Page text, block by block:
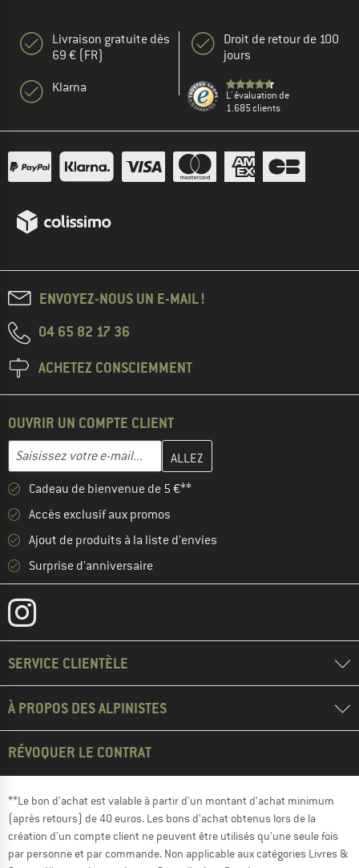
Livraison gratuite dès
69 € (FR)
Klarna
Droit de retour de 100
jours
L' évaluation de
1.685 clients
ENVOYEZ-NOUS UN E-MAIL !
04 65 82 17 36
ACHETEZ CONSCIEMMENT
OUVRIR UN COMPTE CLIENT
Adresse e-mail
Entrez votre adresse e-mail ici et créez votre compte client à la
Cadeau de bienvenue de 5 €**
Accès exclusif aux promos
Ajout de produits à la liste d'envies
Surprise d'anniversaire
SERVICE CLIENTÈLE
À PROPOS DES ALPINISTES
RÉVOQUER LE CONTRAT
**Le bon d'achat est valable à partir d'un montant d'achat minimum
(après retours) de 40 euros. Les bons d'achat obtenus lors de la
création d'un compte client ne peuvent être utilisés qu'une seule fois
par personne et par commande. Non applicable aux catégories Livres &